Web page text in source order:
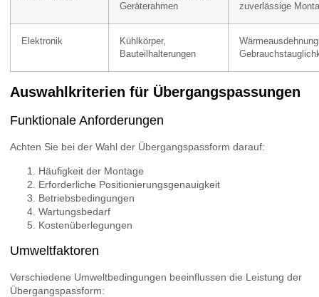
Geräterahmen
zuverlässige
Elektronik
Kühlkörper,
Bauteilhalterungen
Auswahlkriterien für Übergangspassungen
Funktionale Anforderungen
Achten Sie bei der Wahl der Übergangspassform darauf:
Häufigkeit der Montage
Erforderliche Positionierungsgenauigkeit
Betriebsbedingungen
Wartungsbedarf
Kostenüberlegungen
Umweltfaktoren
Verschiedene Umweltbedingungen beeinflussen die Leistung der
Übergangspassform: